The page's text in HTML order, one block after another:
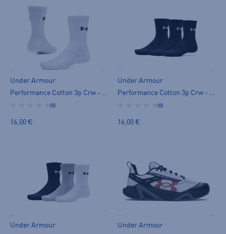
Under Armour
Performance Cotton 3p Crw - miesten pitkät sukat
(0)
16,00 €
Under Armour
Performance Cotton 3p Crw - miesten pitkät sukat
(0)
16,00 €
Under Armour
Under Armour